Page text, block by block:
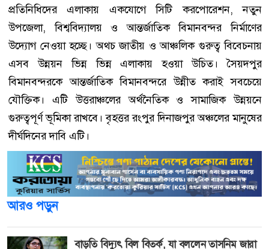
প্রতিনিধিদের এলাকায় একযোগে সিটি করপোরেশন, নতুন
উপজেলা, বিশ্ববিদ্যালয় ও আন্তর্জাতিক বিমানবন্দর নির্মাণের
উদ্যোগ নেওয়া হচ্ছে। অথচ জাতীয় ও আঞ্চলিক গুরুত্ব বিবেচনায়
এসব উন্নয়ন ভিন্ন ভিন্ন এলাকায় হওয়া উচিত। সৈয়দপুর
বিমানবন্দরকে আন্তর্জাতিক বিমানবন্দরে উন্নীত করাই সবচেয়ে
যৌক্তিক। এটি উত্তরাঞ্চলের অর্থনৈতিক ও সামাজিক উন্নয়নে
গুরুত্বপূর্ণ ভূমিকা রাখবে। বৃহত্তর রংপুর দিনাজপুর অঞ্চলের মানুষের
দীর্ঘদিনের দাবি এটি।
আরও পড়ুন
বাড়তি বিদ্যুৎ বিল বিতর্ক, যা বললেন তাসনিম জারা